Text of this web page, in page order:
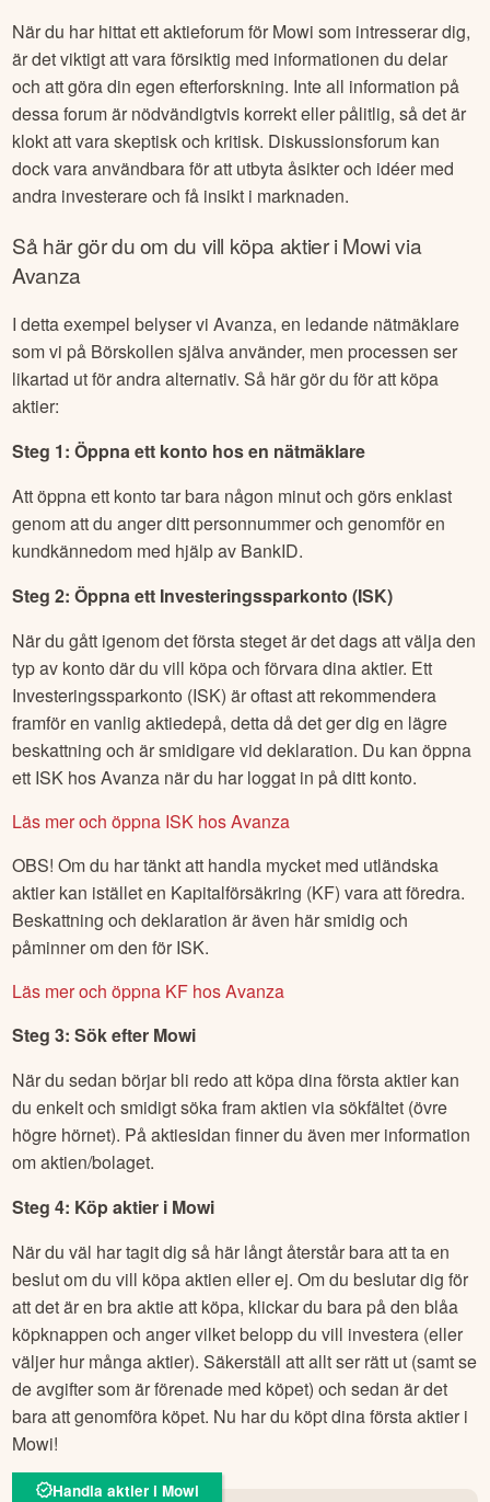
När du har hittat ett aktieforum för Mowi som intresserar dig,
är det viktigt att vara försiktig med informationen du delar
och att göra din egen efterforskning. Inte all information på
dessa forum är nödvändigtvis korrekt eller pålitlig, så det är
klokt att vara skeptisk och kritisk. Diskussionsforum kan
dock vara användbara för att utbyta åsikter och idéer med
andra investerare och få insikt i marknaden.
Så här gör du om du vill köpa aktier iMowivia
Avanza
I detta exempel belyser vi Avanza, en ledande nätmäklare
som vi på Börskollen själva använder, men processen ser
likartad ut för andra alternativ. Så här gör du för att köpa
aktier:
Steg 1: Öppna ett konto hos en nätmäklare
Att öppna ett konto tar bara någon minut och görs enklast
genom att du anger ditt personnummer och genomför en
kundkännedom med hjälp av BankID.
Steg 2: Öppna ett Investeringssparkonto (ISK)
När du gått igenom det första steget är det dags att välja den
typ av konto där du vill köpa och förvara dina aktier. Ett
Investeringssparkonto (ISK) är oftast att rekommendera
framför en vanlig aktiedepå, detta då det ger dig en lägre
beskattning och är smidigare vid deklaration. Du kan öppna
ett ISK hos Avanza när du har loggat in på ditt konto.
Läs mer och öppna ISK hos Avanza
OBS! Om du har tänkt att handla mycket med utländska
aktier kan istället en Kapitalförsäkring (KF) vara att föredra.
Beskattning och deklaration är även här smidig och
påminner om den för ISK.
Läs mer och öppna KF hos Avanza
Steg 3: Sök efter Mowi
När du sedan börjar bli redo att köpa dina första aktier kan
du enkelt och smidigt söka fram aktien via sökfältet (övre
högre hörnet). På aktiesidan finner du även mer information
om aktien/bolaget.
Steg 4: Köp aktier i Mowi
När du väl har tagit dig så här långt återstår bara att ta en
beslut om du vill köpa aktien eller ej. Om du beslutar dig för
att det är en bra aktie att köpa, klickar du bara på den blåa
köpknappen och anger vilket belopp du vill investera (eller
väljer hur många aktier). Säkerställ att allt ser rätt ut (samt se
de avgifter som är förenade med köpet) och sedan är det
bara att genomföra köpet. Nu har du köpt dina första aktier i
Mowi!
Handla aktier i Mowi